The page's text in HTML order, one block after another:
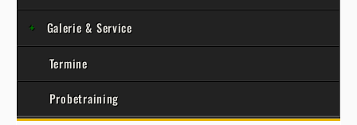
Galerie & Service
Termine
Probetraining